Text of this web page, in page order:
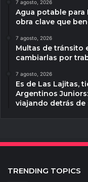
7 agosto, 2026
Agua potable para
obra clave que
7 agosto, 2026
Multas de tránsito
cambiarlas por
7 agosto, 2026
Es de Las Lajitas,
Argentinos
viajando detrás de
TRENDING TOPICS